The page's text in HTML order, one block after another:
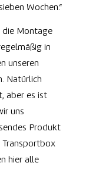
Wochen.“
die Montage
in
unseren
Natürlich
aber es ist
uns
Produkt
Transportbox
hier alle